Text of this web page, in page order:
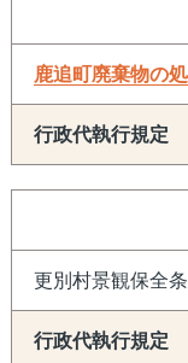
鹿追町廃棄物の
更別村景観保全